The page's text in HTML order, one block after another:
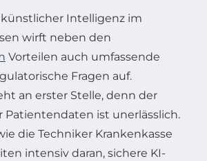
künstlicher Intelligenz im
wirft neben den
Vorteilen auch umfassende
Fragen auf.
an erster Stelle, denn der
Patientendaten ist unerlässlich.
die Techniker Krankenkasse
intensiv daran, sichere KI-